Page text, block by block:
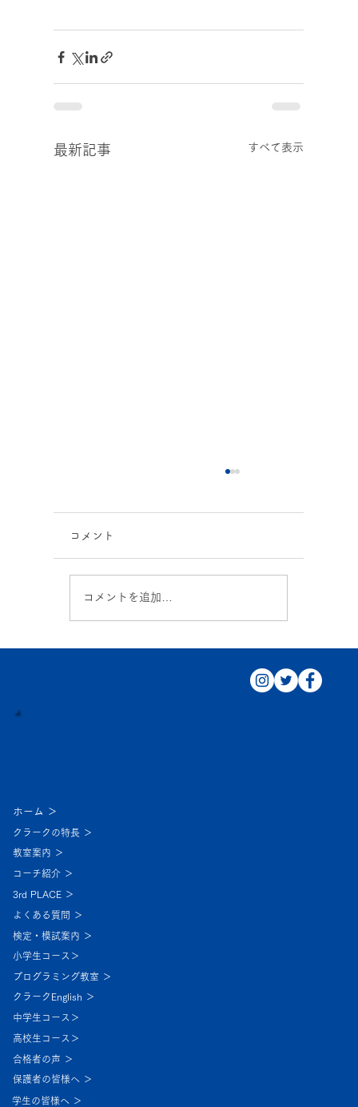
最新記事 すべて表示
7月イベント！
コメント
コメントを追加…
ホーム ＞
クラークの特長 ＞
教室案内 ＞
よくある質問 ＞
検定・模試案内 ＞
コーチ紹介 ＞
3rd PLACE ＞
小学生コース＞
クラークEnglish ＞
プログラミング教室 ＞
中学生コース＞
高校生コース＞
合格者の声 ＞
保護者の皆様へ ＞
学生の皆様へ ＞